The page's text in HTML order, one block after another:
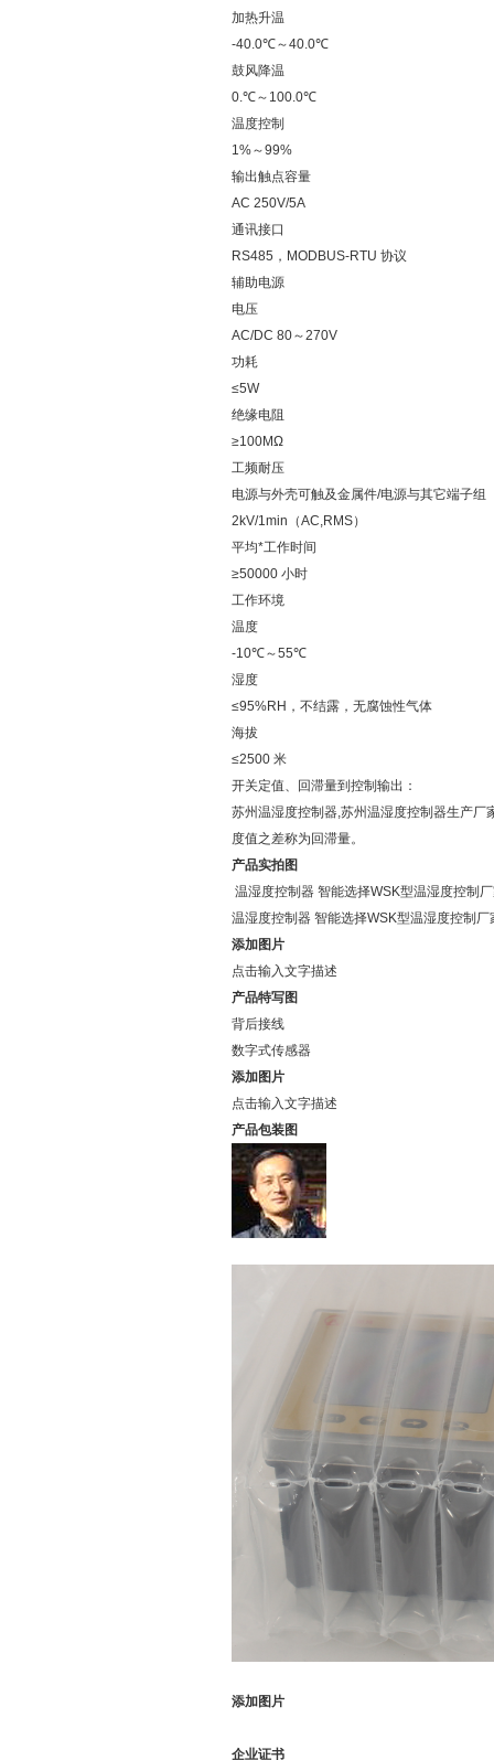
加热升温
-40.0℃～40.0℃
鼓风降温
0.℃～100.0℃
温度控制
1%～99%
输出触点容量
AC 250V/5A
通讯接口
RS485，MODBUS-RTU 协议
辅助电源
电压
AC/DC 80～270V
功耗
≤5W
绝缘电阻
≥100MΩ
工频耐压
电源与外壳可触及金属件/电源与其它端子组
2kV/1min（AC,RMS）
平均*工作时间
≥50000 小时
工作环境
温度
-10℃～55℃
湿度
≤95%RH，不结露，无腐蚀性气体
海拔
≤2500 米
开关定值、回滞量到控制输出：
苏州温湿度控制器,苏州温湿度控制器生产
度值之差称为回滞量。
产品实拍图
温湿度控制器 智能选择WSK型温湿度控制
温湿度控制器 智能选择WSK型温湿度控制
添加图片
点击输入文字描述
产品特写图
背后接线
数字式传感器
添加图片
点击输入文字描述
产品包装图
添加图片
企业证书